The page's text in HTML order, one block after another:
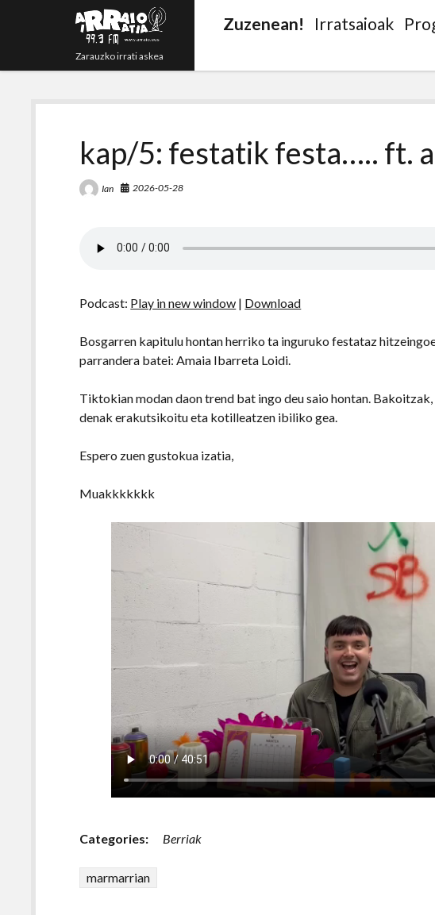
Zarauzko irrati askea
Zuzenean! Irratsaioak
kap/5: festatik festa….. ft.
Ian 2026-05-28
Podcast: Play in new window | Download
Bosgarren kapitulu hontan herriko ta inguruko festataz
parrandera batei: Amaia Ibarreta Loidi.
Tiktokian modan daon trend bat ingo deu saio hontan.
denak erakutsikoitu eta kotilleatzen ibiliko gea.
Espero zuen gustokua izatia,
Muakkkkkkk
Categories: Berriak
marmarrian